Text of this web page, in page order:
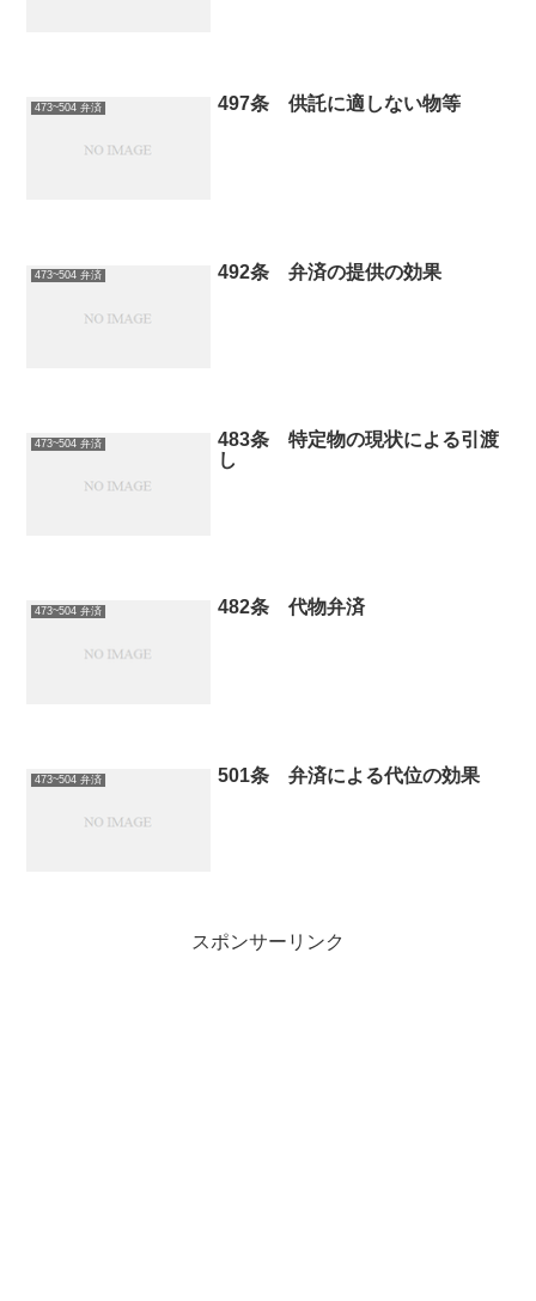
473~504 弁済 497条 供託に適しない物等
473~504 弁済 492条 弁済の提供の効果
473~504 弁済
483条 特定物の現状による引渡
し
473~504 弁済 482条 代物弁済
473~504 弁済 501条 弁済による代位の効果
スポンサーリンク